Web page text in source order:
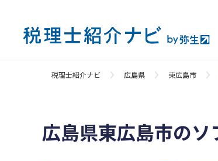
税理士紹介ナビ 広島県 東広島市
広島県東広島市の